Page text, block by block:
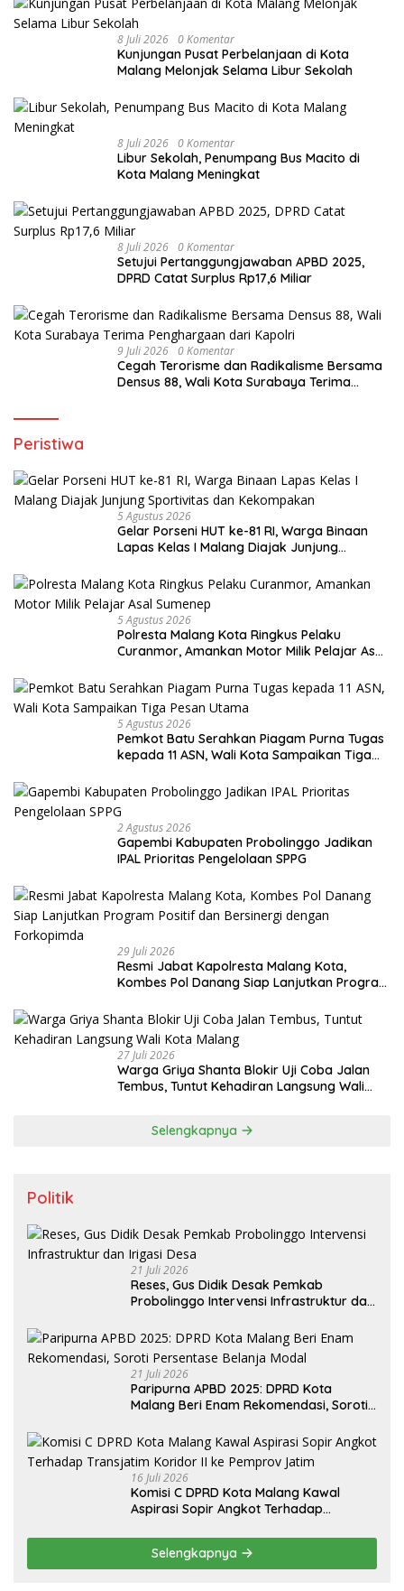
8 Juli 2026 0 Komentar
Kunjungan Pusat Perbelanjaan di Kota
Malang Melonjak Selama Libur Sekolah
8 Juli 2026 0 Komentar
Libur Sekolah, Penumpang Bus Macito di
Kota Malang Meningkat
8 Juli 2026 0 Komentar
Setujui Pertanggungjawaban APBD 2025,
DPRD Catat Surplus Rp17,6 Miliar
9 Juli 2026 0 Komentar
Cegah Terorisme dan Radikalisme Bersama
Densus 88, Wali Kota Surabaya Terima
Peristiwa
5 Agustus 2026
Gelar Porseni HUT ke-81 RI, Warga Binaan
Lapas Kelas I Malang Diajak Junjung
5 Agustus 2026
Polresta Malang Kota Ringkus Pelaku
Curanmor, Amankan Motor Milik Pelajar Asal
5 Agustus 2026
Pemkot Batu Serahkan Piagam Purna Tugas
kepada 11 ASN, Wali Kota Sampaikan Tiga
2 Agustus 2026
Gapembi Kabupaten Probolinggo Jadikan
IPAL Prioritas Pengelolaan SPPG
29 Juli 2026
Resmi Jabat Kapolresta Malang Kota,
Kombes Pol Danang Siap Lanjutkan Program
27 Juli 2026
Warga Griya Shanta Blokir Uji Coba Jalan
Tembus, Tuntut Kehadiran Langsung Wali
Selengkapnya
Politik
21 Juli 2026
Reses, Gus Didik Desak Pemkab
Probolinggo Intervensi Infrastruktur dan
21 Juli 2026
Paripurna APBD 2025: DPRD Kota
Malang Beri Enam Rekomendasi, Soroti
16 Juli 2026
Komisi C DPRD Kota Malang Kawal
Aspirasi Sopir Angkot Terhadap
Selengkapnya